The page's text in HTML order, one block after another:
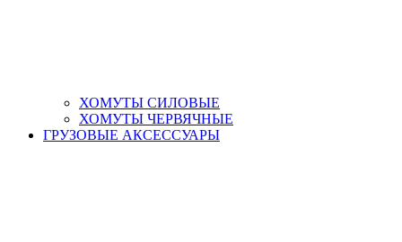
ХОМУТЫ СИЛОВЫЕ
ХОМУТЫ ЧЕРВЯЧНЫЕ
ГРУЗОВЫЕ АКСЕССУАРЫ